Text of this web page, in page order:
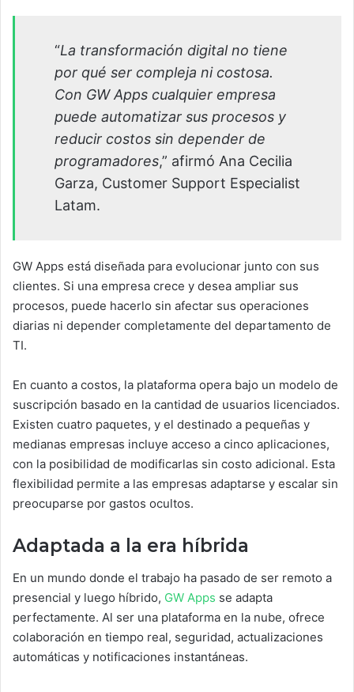
“La transformación digital no tiene
por qué ser compleja ni costosa.
Con GW Apps cualquier empresa
puede automatizar sus procesos y
reducir costos sin depender de
programadores,” afirmó Ana Cecilia
Garza, Customer Support Especialist
Latam.
GW Apps está diseñada para evolucionar junto con sus
clientes. Si una empresa crece y desea ampliar sus
procesos, puede hacerlo sin afectar sus operaciones
diarias ni depender completamente del departamento de
TI.
En cuanto a costos, la plataforma opera bajo un modelo de
suscripción basado en la cantidad de usuarios licenciados.
Existen cuatro paquetes, y el destinado a pequeñas y
medianas empresas incluye acceso a cinco aplicaciones,
con la posibilidad de modificarlas sin costo adicional. Esta
flexibilidad permite a las empresas adaptarse y escalar sin
preocuparse por gastos ocultos.
Adaptada a la era híbrida
En un mundo donde el trabajo ha pasado de ser remoto a
presencial y luego híbrido, GW Apps se adapta
perfectamente. Al ser una plataforma en la nube, ofrece
colaboración en tiempo real, seguridad, actualizaciones
automáticas y notificaciones instantáneas.